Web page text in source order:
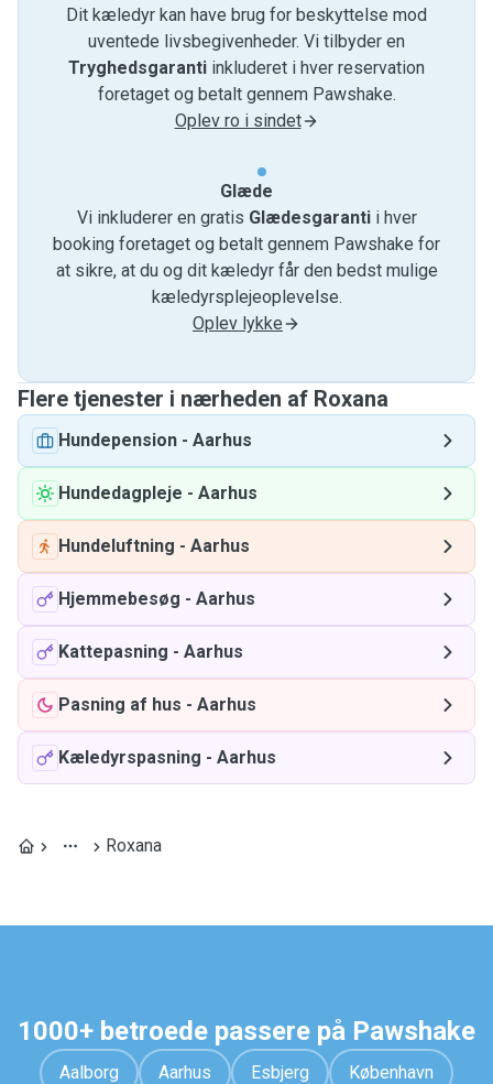
Dit kæledyr kan have brug for beskyttelse mod
uventede livsbegivenheder. Vi tilbyder en
Tryghedsgaranti inkluderet i hver reservation
foretaget og betalt gennem Pawshake.
Oplev ro i sindet
Glæde
Vi inkluderer en gratis Glædesgarantii hver
booking foretaget og betalt gennem Pawshake for
at sikre, at du og dit kæledyr får den bedst mulige
kæledyrsplejeoplevelse.
Oplev lykke
Flere tjenester i nærheden af ​​Roxana
Hundepension - Aarhus
Hundedagpleje - Aarhus
Hundeluftning - Aarhus
Hjemmebesøg - Aarhus
Kattepasning - Aarhus
Pasning af hus - Aarhus
Kæledyrspasning - Aarhus
Roxana
1000+ betroede passere på Pawshake
Aalborg Aarhus Esbjerg København